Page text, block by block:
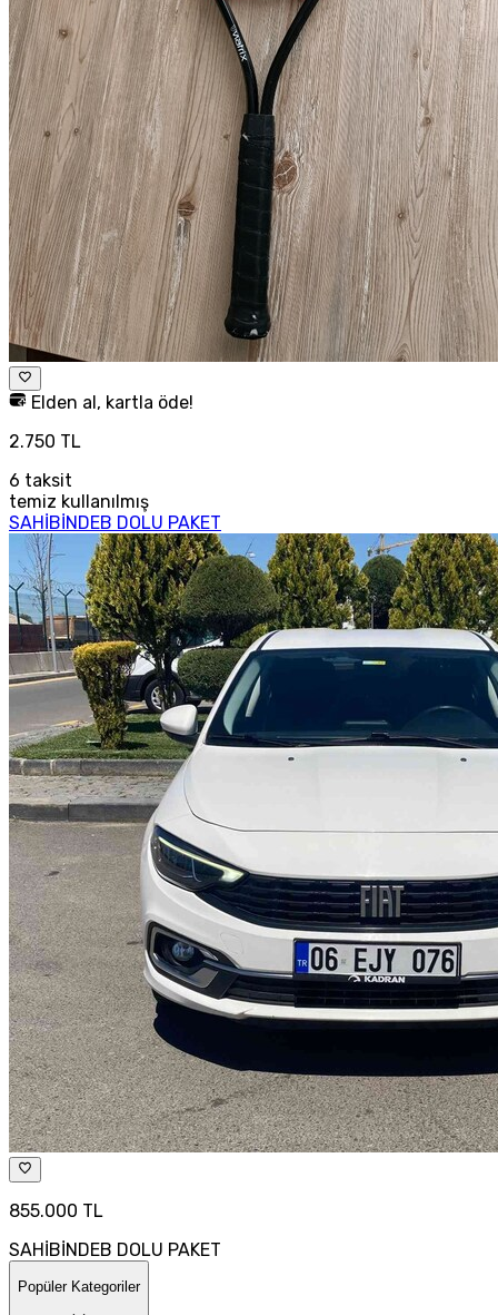
Elden al, kartla öde!
2.750 TL
6 taksit
temiz kullanılmış
SAHİBİNDEB DOLU PAKET
855.000 TL
SAHİBİNDEB DOLU PAKET
Popüler Kategoriler